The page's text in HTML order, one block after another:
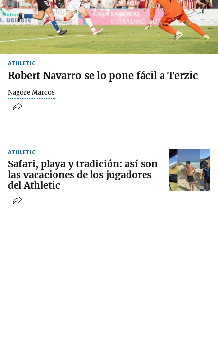
ATHLETIC
Robert Navarro se lo pone fácil a Terzic
Nagore Marcos
ATHLETIC
Safari, playa y tradición: así son
las vacaciones de los jugadores
del Athletic